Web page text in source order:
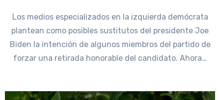
Los medios especializados en la izquierda demócrata
plantean como posibles sustitutos del presidente Joe
Biden la intención de algunos miembros del partido de
forzar una retirada honorable del candidato. Ahora…